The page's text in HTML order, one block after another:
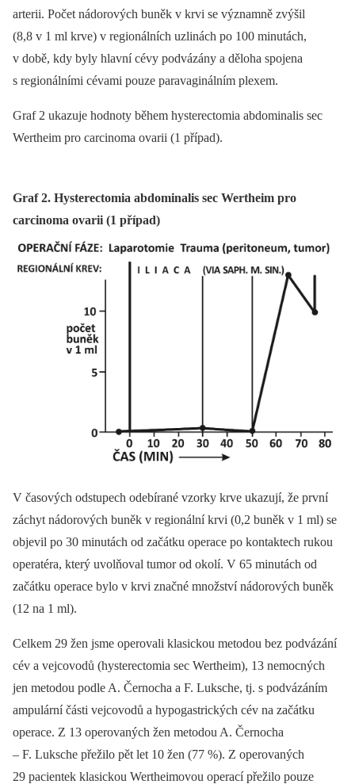
arterii. Počet nádorových buněk v krvi se významně zvýšil
(8,8 v 1 ml krve) v regionálních uzlinách po 100 minutách,
v době, kdy byly hlavní cévy podvázány a děloha spojena
s regionálními cévami pouze paravaginálním plexem.
Graf 2 ukazuje hodnoty během hysterectomia abdominalis sec
Wertheim pro carcinoma ovarii (1 případ).
Graf 2. Hysterectomia abdominalis sec Wertheim pro
carcinoma ovarii (1 případ)
V časových odstupech odebírané vzorky krve ukazují, že první
záchyt nádorových buněk v regionální krvi (0,2 buněk v 1 ml) se
objevil po 30 minutách od začátku operace po kontaktech rukou
operatéra, který uvolňoval tumor od okolí. V 65 minutách od
začátku operace bylo v krvi značné množství nádorových buněk
(12 na 1 ml).
Celkem 29 žen jsme operovali klasickou metodou bez podvázání
cév a vejcovodů (hysterectomia sec Wertheim), 13 nemocných
jen metodou podle A. Černocha a F. Luksche, tj. s podvázáním
ampulární části vejcovodů a hypogastrických cév na začátku
operace. Z 13 operovaných žen metodou A. Černocha
–⁠ F. Luksche přežilo pět let 10 žen (77 %). Z operovaných
29 pacientek klasickou Wertheimovou operací přežilo pouze